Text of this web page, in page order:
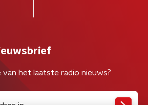
het laatste radio nieuws?